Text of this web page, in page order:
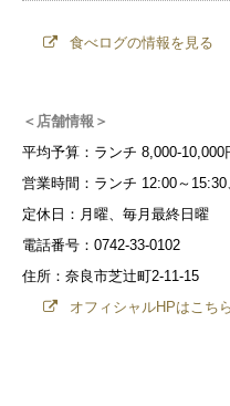
食べログの情報を見る
＜店舗情報＞
平均予算：ランチ 8,000-
営業時間：ランチ 12:00～
定休日：月曜、毎月最終日曜
電話番号：0742-33-0102
住所：奈良市芝辻町2-11-15
オフィシャルHPはこちら